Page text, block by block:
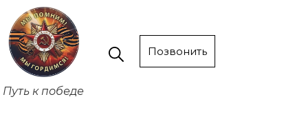
Путь к победе
Позвонить